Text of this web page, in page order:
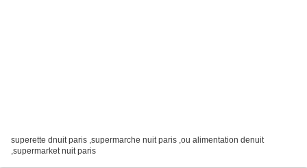
superette dnuit paris ,supermarche nuit paris ,ou alimentation denuit
,supermarket nuit paris